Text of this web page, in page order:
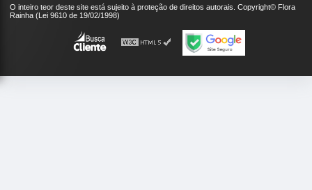
O inteiro teor deste site está sujeito à proteção de direitos autorais. Copyright© Flora
Rainha (Lei 9610 de 19/02/1998)